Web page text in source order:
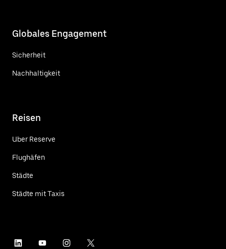
Globales Engagement
Sicherheit
Nachhaltigkeit
Reisen
Uber Reserve
Flughäfen
Städte
Städte mit Taxis